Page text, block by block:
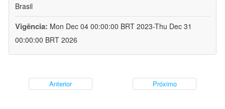
Brasil
Vigência: Mon Dec 04 00:00:00 BRT 2023-Thu Dec 31
00:00:00 BRT 2026
Anterior Próximo